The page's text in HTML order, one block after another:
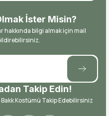
İster Misin?
hakkında bilgi almak için mail
Takip Edin!
Kostümü Takip Edebilirsiniz